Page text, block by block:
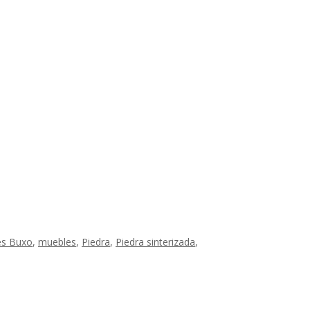
Buxo, muebles, Piedra, Piedra sinterizada,